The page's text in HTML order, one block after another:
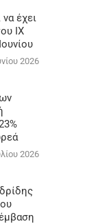
έχει
ΙΧ
2026
2026